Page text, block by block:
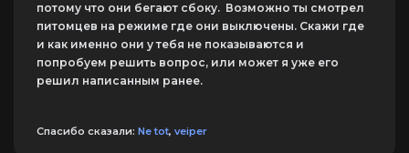
потому что они бегают сбоку. Возможно ты смотрел
питомцев на режиме где они выключены. Скажи где
и как именно они у тебя не показываются и
попробуем решить вопрос, или может я уже его
решил написанным ранее.
Спасибо сказали: Ne tot, veiper